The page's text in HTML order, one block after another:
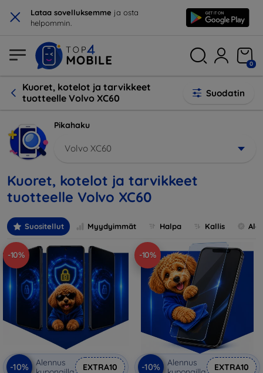
× Lataa sovelluksemme ja osta
helpommin.
0
Kuoret, kotelot ja tarvikkeet
tuotteelle Volvo XC60
Suodatin
Pikahaku
Volvo XC60
Kuoret, kotelot ja tarvikkeet
tuotteelle Volvo XC60
Suositellut Myydyimmät Halpa Kallis
-10%
-10%
Alennus
EXTRA10
-10%
-10%
Alennus
EXTRA10